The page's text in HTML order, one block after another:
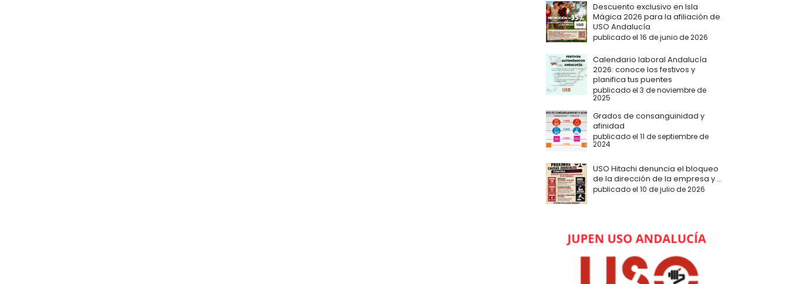
Descuento exclusivo en Isla
Mágica 2026 para la afiliación de
USO Andalucía
publicado el 16 de junio de 2026
Calendario laboral Andalucía
2026: conoce los festivos y
planifica tus puentes
publicado el 3 de noviembre de
2025
Grados de consanguinidad y
afinidad
publicado el 11 de septiembre de
2024
USO Hitachi denuncia el bloqueo
de la dirección de la empresa y ...
publicado el 10 de julio de 2026